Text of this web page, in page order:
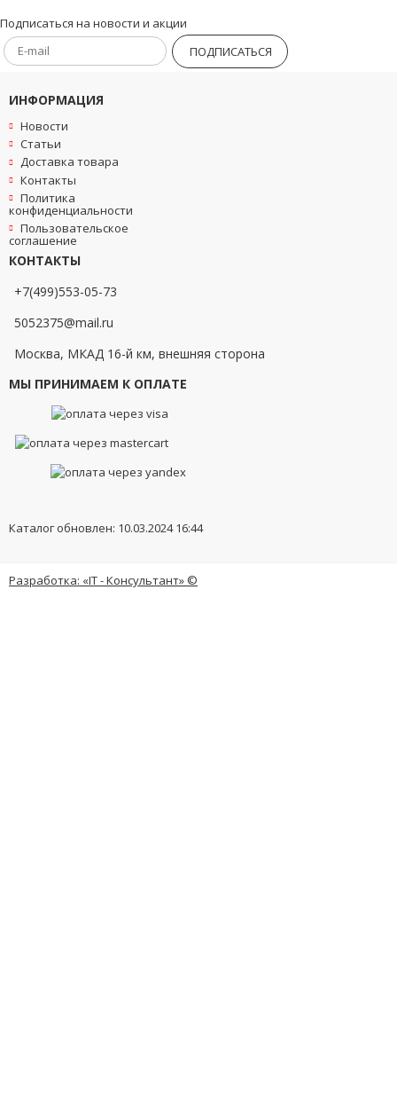
Подписаться на новости и акции
ПОДПИСАТЬСЯ
ИНФОРМАЦИЯ
Новости
Статьи
Доставка товара
Контакты
Политика
конфиденциальности
Пользовательское
соглашение
КОНТАКТЫ
+7(499)553-05-73
5052375@mail.ru
Москва, МКАД 16-й км, внешняя сторона
МЫ ПРИНИМАЕМ К ОПЛАТЕ
Каталог обновлен: 10.03.2024 16:44
Разработка: «IT - Консультант» ©